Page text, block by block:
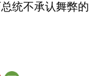
统不承认舞弊的